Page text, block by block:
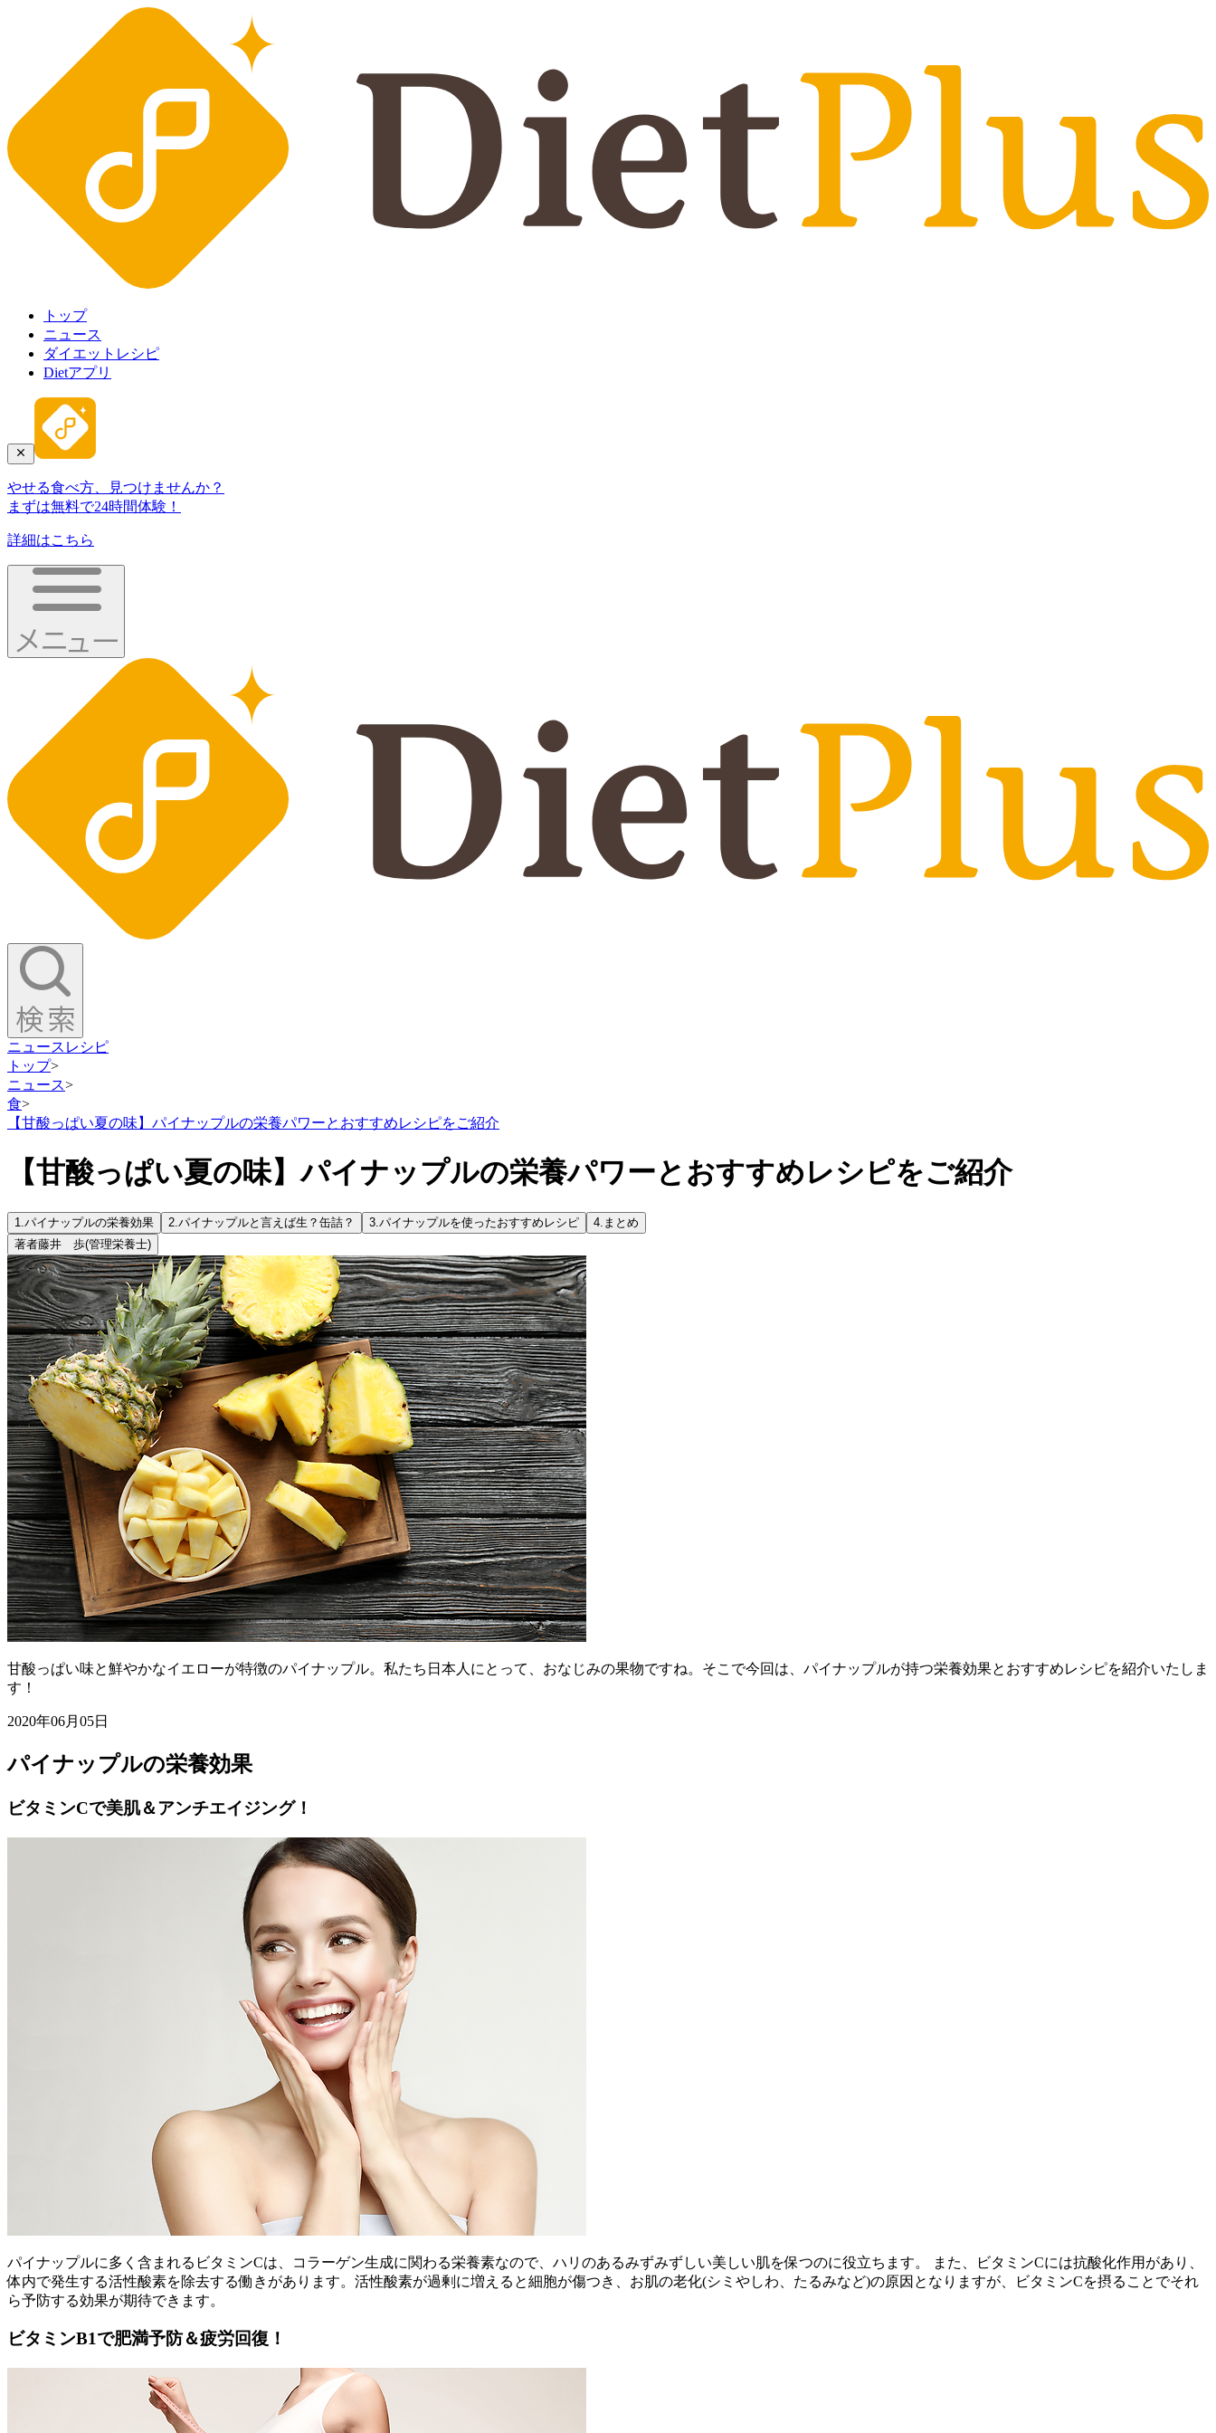
トップ
ニュース
ダイエットレシピ
Dietアプリ
やせる食べ方、見つけませんか？
まずは無料で24時間体験！
詳細はこちら
ニュース レシピ
トップ>
ニュース>
食>
【甘酸っぱい夏の味】パイナップルの栄養パワーとおすすめレシピをご紹介
【甘酸っぱい夏の味】パイナップルの栄養パワーとおすすめレシピをご紹介
1.パイナップルの栄養効果 2.パイナップルと言えば生？缶詰？ 3.パイナップルを使ったおすすめレシピ 4. まとめ
著者藤井 歩(管理栄養士)
甘酸っぱい味と鮮やかなイエローが特徴のパイナップル。私たち日本人にとって、おなじみの果物ですね。そこで今回は、パイナップルが持つ栄養効果とおすすめレシピを紹介いたしま
す！
2020年06月05日
パイナップルの栄養効果
ビタミンCで美肌＆アンチエイジング！
パイナップルに多く含まれるビタミンCは、コラーゲン生成に関わる栄養素なので、ハリのあるみずみずしい美しい肌を保つのに役立ちます。 また、ビタミンCには抗酸化作用があり、
体内で発生する活性酸素を除去する働きがあります。活性酸素が過剰に増えると細胞が傷つき、お肌の老化(シミやしわ、たるみなど)の原因となりますが、ビタミンCを摂ることでそれ
ら予防する効果が期待できます。
ビタミンB1で肥満予防＆疲労回復！